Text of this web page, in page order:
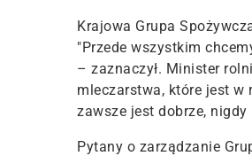
Krajowa Grupa
"Przede wszystkim
– zaznaczył. Minister
mleczarstwa, które jest w
zawsze jest dobrze, nigdy
Pytany o zarządzanie